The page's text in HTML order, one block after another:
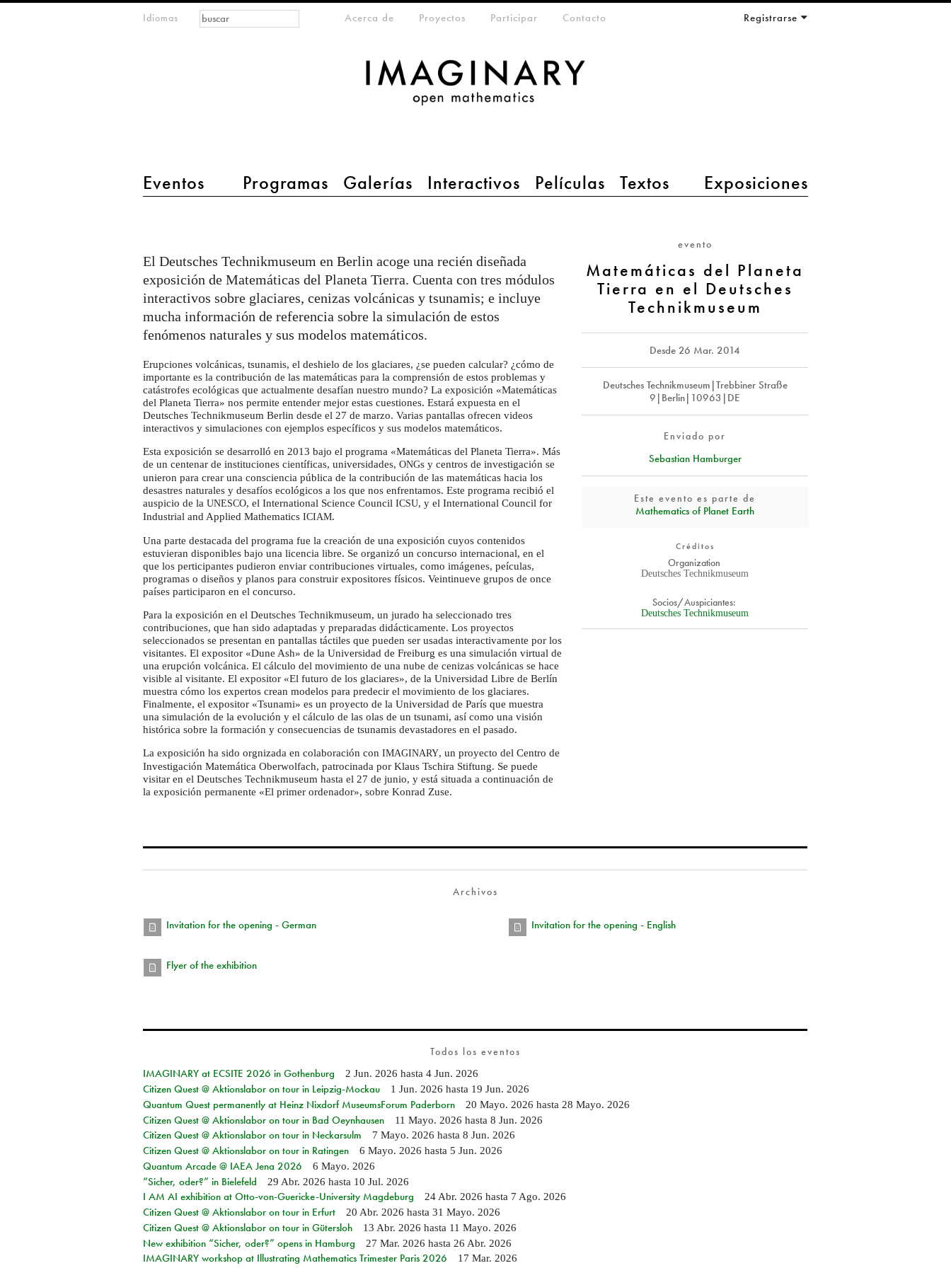
Idiomas
main menu 2
Eventos Programas Galerías Interactivos Películas Textos Exposiciones
meta-menuAcerca de Proyectos Participar Contacto Registrarse
Formulario de
búsqueda
Buscar
Planeta
Tierra
en
el
Deutsches
Technikmuseum
evento
Matemáticas del Planeta
Tierra en el Deutsches
Technikmuseum
Desde 26 Mar. 2014
Deutsches Technikmuseum|Trebbiner Straße
9|Berlin|10963|DE
Enviado por
Sebastian Hamburger
Este evento es parte de
Mathematics of Planet Earth
Créditos
Organization
Deutsches Technikmuseum
Socios/Auspiciantes:
Deutsches Technikmuseum
El Deutsches Technikmuseum en Berlin acoge una recién diseñada
exposición de Matemáticas del Planeta Tierra. Cuenta con tres módulos
interactivos sobre glaciares, cenizas volcánicas y tsunamis; e incluye
mucha información de referencia sobre la simulación de estos
fenómenos naturales y sus modelos matemáticos.
Erupciones volcánicas, tsunamis, el deshielo de los glaciares, ¿se pueden calcular? ¿cómo de
importante es la contribución de las matemáticas para la comprensión de estos problemas y
catástrofes ecológicas que actualmente desafían nuestro mundo? La exposición «Matemáticas
del Planeta Tierra» nos permite entender mejor estas cuestiones. Estará expuesta en el
Deutsches Technikmuseum Berlin desde el 27 de marzo. Varias pantallas ofrecen videos
interactivos y simulaciones con ejemplos específicos y sus modelos matemáticos.
Esta exposición se desarrolló en 2013 bajo el programa «Matemáticas del Planeta Tierra». Más
de un centenar de instituciones científicas, universidades,ONGs y centros de investigación se
unieron para crear una consciencia pública de la contribución de las matemáticas hacia los
desastres naturales y desafíos ecológicos a los que nos enfrentamos. Este programa recibió el
auspicio de laUNESCO, el International Science CouncilICSU, y el International Council for
Industrial and Applied MathematicsICIAM.
Una parte destacada del programa fue la creación de una exposición cuyos contenidos
estuvieran disponibles bajo una licencia libre. Se organizó un concurso internacional, en el
que los perticipantes pudieron enviar contribuciones virtuales, como imágenes, peículas,
programas o diseños y planos para construir expositores físicos. Veintinueve grupos de once
países participaron en el concurso.
Para la exposición en el Deutsches Technikmuseum, un jurado ha seleccionado tres
contribuciones, que han sido adaptadas y preparadas didácticamente. Los proyectos
seleccionados se presentan en pantallas táctiles que pueden ser usadas interactivamente por los
visitantes. El expositor «Dune Ash» de la Universidad de Freiburg es una simulación virtual de
una erupción volcánica. El cálculo del movimiento de una nube de cenizas volcánicas se hace
visible al visitante. El expositor «El futuro de los glaciares», de la Universidad Libre de Berlín
muestra cómo los expertos crean modelos para predecir el movimiento de los glaciares.
Finalmente, el expositor «Tsunami» es un proyecto de la Universidad de París que muestra
una simulación de la evolución y el cálculo de las olas de un tsunami, así como una visión
histórica sobre la formación y consecuencias de tsunamis devastadores en el pasado.
La exposición ha sido orgnizada en colaboración conIMAGINARY, un proyecto del Centro de
Investigación Matemática Oberwolfach, patrocinada por Klaus Tschira Stiftung. Se puede
visitar en el Deutsches Technikmuseum hasta el 27 de junio, y está situada a continuación de
la exposición permanente «El primer ordenador», sobre Konrad Zuse.
Archivos
Invitation for the opening - German Invitation for the opening - English
Flyer of the exhibition
Todos los eventos
IMAGINARY at ECSITE 2026 in Gothenburg
2 Jun. 2026 hasta 4 Jun. 2026
Citizen Quest @ Aktionslabor on tour in Leipzig-Mockau 1 Jun. 2026 hasta 19 Jun. 2026
Quantum Quest permanently at Heinz Nixdorf MuseumsForum Paderborn 20 Mayo. 2026 hasta 28 Mayo. 2026
Citizen Quest @ Aktionslabor on tour in Bad Oeynhausen 11 Mayo. 2026 hasta 8 Jun. 2026
Citizen Quest @ Aktionslabor on tour in Neckarsulm 7 Mayo. 2026 hasta 8 Jun. 2026
Citizen Quest @ Aktionslabor on tour in Ratingen 6 Mayo. 2026 hasta 5 Jun. 2026
Quantum Arcade @ IAEA Jena 2026 6 Mayo. 2026
“Sicher, oder?” in Bielefeld 29 Abr. 2026 hasta 10 Jul. 2026
I AM AI exhibition at Otto-von-Guericke-University Magdeburg 24 Abr. 2026 hasta 7 Ago. 2026
Citizen Quest @ Aktionslabor on tour in Erfurt 20 Abr. 2026 hasta 31 Mayo. 2026
Citizen Quest @ Aktionslabor on tour in Gütersloh 13 Abr. 2026 hasta 11 Mayo. 2026
New exhibition “Sicher, oder?” opens in Hamburg 27 Mar. 2026 hasta 26 Abr. 2026
IMAGINARY workshop at Illustrating Mathematics Trimester Paris 2026 17 Mar. 2026